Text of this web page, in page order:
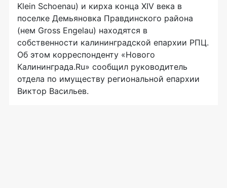
Klein Schoenau) и кирха конца XIV века в
поселке Демьяновка Правдинского района
(нем Gross Engelau) находятся в
собственности калининградской епархии РПЦ.
Об этом корреспонденту «Нового
Калининграда.Ru» сообщил руководитель
отдела по имуществу региональной епархии
Виктор Васильев.